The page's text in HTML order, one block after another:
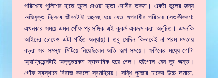
পরিশেষে পুলিশের হাতে তুলে দেওয়া হতো দোষীর তকমা। একটা ভুলের জন্য
অভিযুক্ত হিসেবে জীবনটাই তছনছ হয়ে যেত অপরাধীর পরিচয়ে (সতর্কীকরণ:
এখনকার সময়ে এমন গোঁফ প্রাসঙ্গিক এই কুকর্ম একদম করা অনুচিত। এমনকি
আইনের চোখেও এটা গর্হিত অন্যায়)। তবু সেদিন কিভাবেই না পরম মমতায়
বড়রা সব সমস্যা মিটিয়ে নিয়েছিলেন অতি অল্প সময়ে। ক্ষণিকের মধ্যে গোটা
অ্যাম্বিয়েন্সটাই অদ্ভুতরকম স্বাভাবিক হয়ে গেল। হট্টগোল যেন দূর অস্ত।
গোঁফ স্বস্থানে বিরাজ করলো স্বমহিমায়। সন্ধি পুজোর ঢাকের উচ্চ দামামা,